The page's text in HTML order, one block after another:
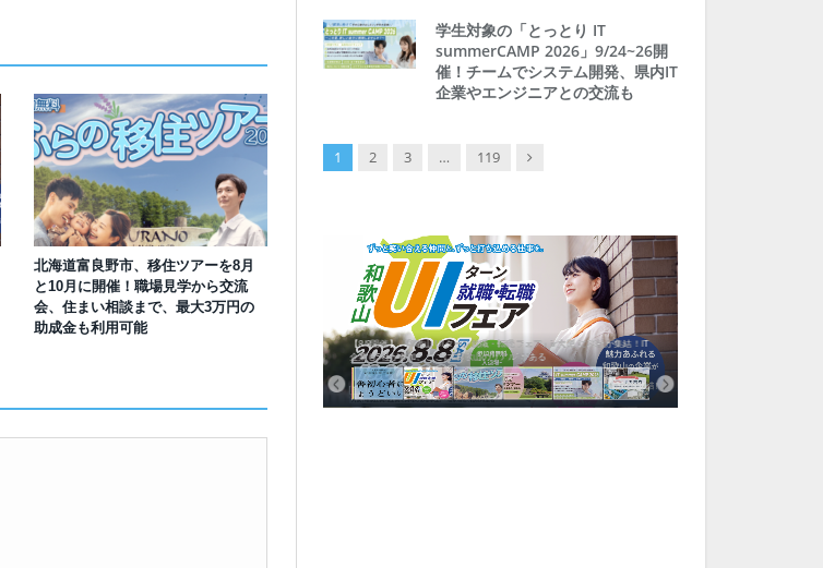
北海道富良野市、移住ツアーを8月
と10月に開催！職場見学から交流
会、住まい相談まで、最大3万円の
助成金も利用可能
学生対象の「とっとり IT
summerCAMP 2026」9/24~26開
催！チームでシステム開発、県内IT
企業やエンジニアとの交流も
1 2 3 … 119 Next
【8/8開催】「和歌山 UIターン就職・転職フェア」in大阪 に30社が集結！IT
企業も5社が参加、ここに“和歌山のリアル”がある